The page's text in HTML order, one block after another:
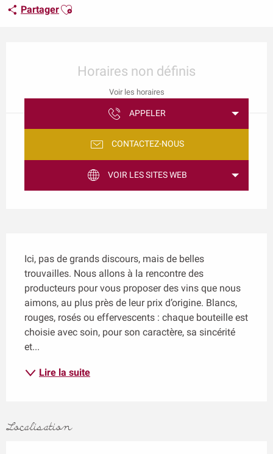
PartagerAjouter aux favoris
Horaires non définis
Voir les horaires
APPELER
CONTACTEZ-NOUS
VOIR LES SITES WEB
Ici, pas de grands discours, mais de belles
trouvailles. Nous allons à la rencontre des
producteurs pour vous proposer des vins que nous
aimons, au plus près de leur prix d’origine. Blancs,
rouges, rosés ou effervescents : chaque bouteille est
choisie avec soin, pour son caractère, sa sincérité
et...
Lire la suite
Localisation